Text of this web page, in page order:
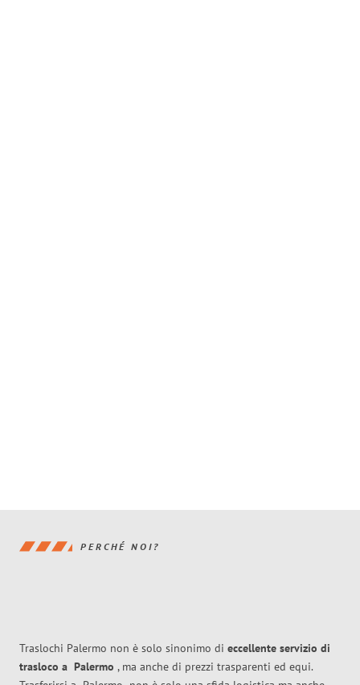
PERCHÉ NOI?
Traslochi Palermo non è solo sinonimo di eccellente servizio di
trasloco a Palermo , ma anche di prezzi trasparenti ed equi.